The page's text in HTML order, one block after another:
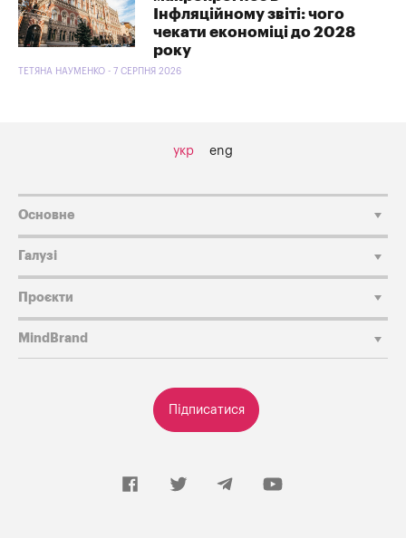
Інфляційному звіті: чого
чекати економіці до 2028
року
ТЕТЯНА НАУМЕНКО - 7 СЕРПНЯ 2026
укр eng
Підписатися
Основне
Галузі
Проєкти
MindBrand